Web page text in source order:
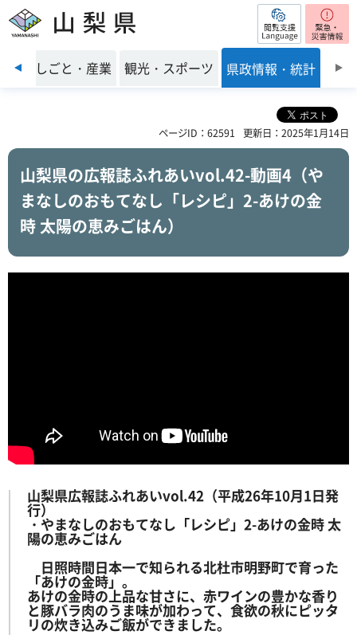
山梨県 閲覧支援
前のスライドを表示
境 しごと・産業 観光・スポーツ 県政情報・統計
ページID：62591 更新日：2025年1月14日
山梨県の広報誌ふれあいvol.42-動画4（や
まなしのおもてなし「レシピ」2-あけの金
時 太陽の恵みごはん）
山梨県広報誌ふれあいvol.42（平成26年10月1日発
行）
・やまなしのおもてなし「レシピ」2-あけの金時 太
陽の恵みごはん
日照時間日本一で知られる北杜市明野町で育った
「あけの金時」。
あけの金時の上品な甘さに、赤ワインの豊かな香り
と豚バラ肉のうま味が加わって、食欲の秋にピッタ
リの炊き込みご飯ができました。